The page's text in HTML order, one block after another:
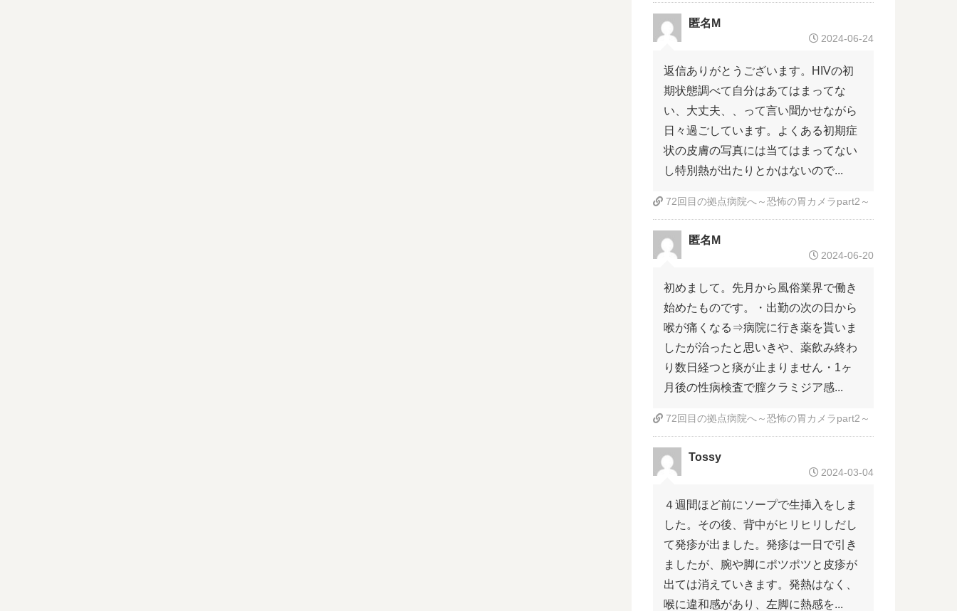
匿名M
2024-06-24
返信ありがとうございます。HIVの初
期状態調べて自分はあてはまってな
い、大丈夫、、って言い聞かせながら
日々過ごしています。よくある初期症
状の皮膚の写真には当てはまってない
し特別熱が出たりとかはないので...
72回目の拠点病院へ～恐怖の胃カメラpart2～
匿名M
2024-06-20
初めまして。先月から風俗業界で働き
始めたものです。・出勤の次の日から
喉が痛くなる⇒病院に行き薬を貰いま
したが治ったと思いきや、薬飲み終わ
り数日経つと痰が止まりません・1ヶ
月後の性病検査で膣クラミジア感...
72回目の拠点病院へ～恐怖の胃カメラpart2～
Tossy
2024-03-04
４週間ほど前にソープで生挿入をしま
した。その後、背中がヒリヒリしだし
て発疹が出ました。発疹は一日で引き
ましたが、腕や脚にポツポツと皮疹が
出ては消えていきます。発熱はなく、
喉に違和感があり、左脚に熱感を...